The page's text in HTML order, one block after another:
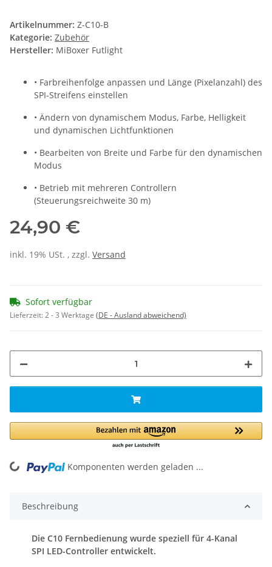
Artikelnummer: Z-C10-B
Kategorie: Zubehör
Hersteller: MiBoxer Futlight
• Farbreihenfolge anpassen und Länge (Pixelanzahl) des
SPI-Streifens einstellen
• Ändern von dynamischem Modus, Farbe, Helligkeit
und dynamischen Lichtfunktionen
• Bearbeiten von Breite und Farbe für den dynamischen
Modus
• Betrieb mit mehreren Controllern
(Steuerungsreichweite 30 m)
24,90 €
inkl. 19% USt. , zzgl. Versand
Sofort verfügbar
Lieferzeit:2 - 3 Werktage (DE - Ausland abweichend)
Komponenten werden geladen ...
Beschreibung
Die C10 Fernbedienung wurde speziell für 4-Kanal
SPI LED-Controller entwickelt.